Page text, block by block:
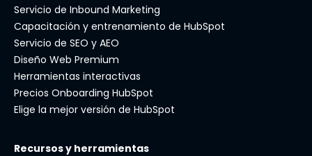
Servicio de Inbound Marketing
Capacitación y entrenamiento de HubSpot
Servicio de SEO y AEO
Diseño Web Premium
Herramientas interactivas
Precios Onboarding HubSpot
Elige la mejor versión de HubSpot
Recursos y herramientas